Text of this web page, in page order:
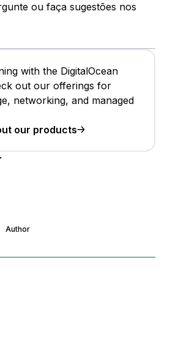
ou faça sugestões nos
with the DigitalOcean
out our offerings for
networking, and managed
our products
Author